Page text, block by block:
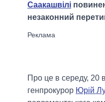
Саакашвілі
незаконний
Про це в середу, 20
генпрокурор Юрій